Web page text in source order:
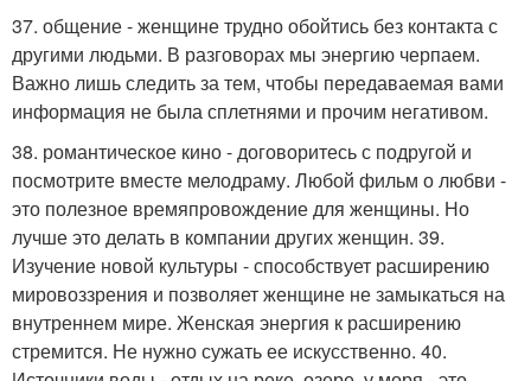
37. общение - женщине трудно обойтись без контакта с
другими людьми. В разговорах мы энергию черпаем.
Важно лишь следить за тем, чтобы передаваемая вами
информация не была сплетнями и прочим негативом.
38. романтическое кино - договоритесь с подругой и
посмотрите вместе мелодраму. Любой фильм о любви -
это полезное времяпровождение для женщины. Но
лучше это делать в компании других женщин. 39.
Изучение новой культуры - способствует расширению
мировоззрения и позволяет женщине не замыкаться на
внутреннем мире. Женская энергия к расширению
стремится. Не нужно сужать ее искусственно. 40.